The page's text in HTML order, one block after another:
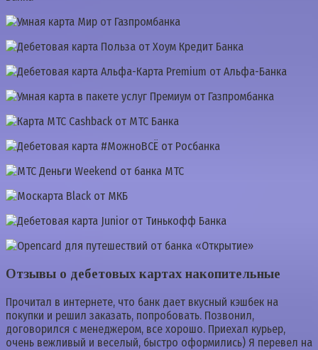
Отзывы о дебетовых картах накопительные
Прочитал в интернете, что банк дает вкусный кэшбек на
покупки и решил заказать, попробовать. Позвонил,
договорился с менеджером, все хорошо. Приехал курьер,
очень вежливый и веселый, быстро оформились) Я перевел на